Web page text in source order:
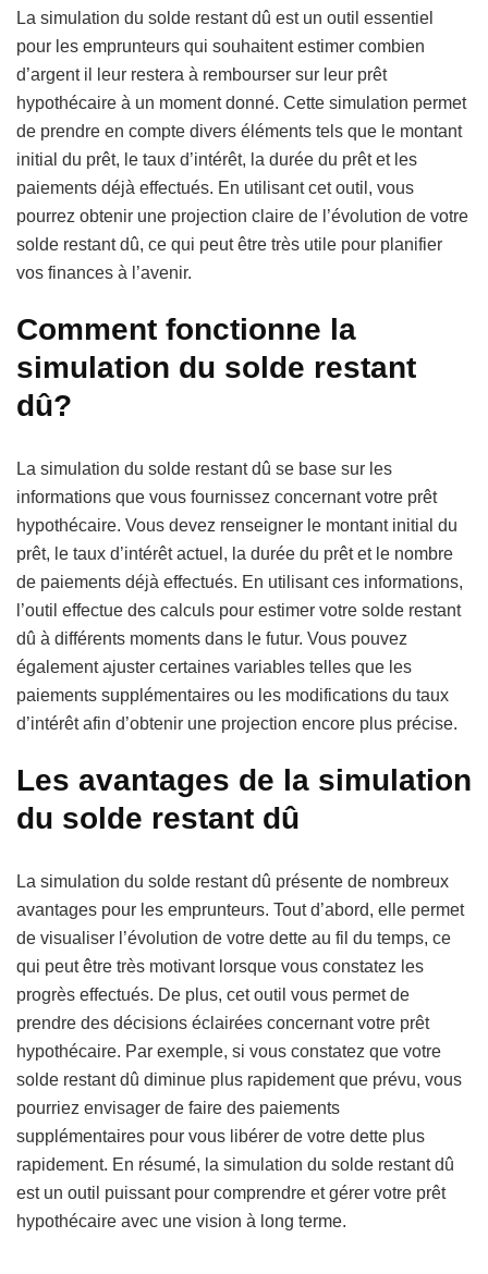
La simulation du solde restant dû est un outil essentiel
pour les emprunteurs qui souhaitent estimer combien
d’argent il leur restera à rembourser sur leur prêt
hypothécaire à un moment donné. Cette simulation permet
de prendre en compte divers éléments tels que le montant
initial du prêt, le taux d’intérêt, la durée du prêt et les
paiements déjà effectués. En utilisant cet outil, vous
pourrez obtenir une projection claire de l’évolution de votre
solde restant dû, ce qui peut être très utile pour planifier
vos finances à l’avenir.
Comment fonctionne la
simulation du solde restant
dû?
La simulation du solde restant dû se base sur les
informations que vous fournissez concernant votre prêt
hypothécaire. Vous devez renseigner le montant initial du
prêt, le taux d’intérêt actuel, la durée du prêt et le nombre
de paiements déjà effectués. En utilisant ces informations,
l’outil effectue des calculs pour estimer votre solde restant
dû à différents moments dans le futur. Vous pouvez
également ajuster certaines variables telles que les
paiements supplémentaires ou les modifications du taux
d’intérêt afin d’obtenir une projection encore plus précise.
Les avantages de la simulation
du solde restant dû
La simulation du solde restant dû présente de nombreux
avantages pour les emprunteurs. Tout d’abord, elle permet
de visualiser l’évolution de votre dette au fil du temps, ce
qui peut être très motivant lorsque vous constatez les
progrès effectués. De plus, cet outil vous permet de
prendre des décisions éclairées concernant votre prêt
hypothécaire. Par exemple, si vous constatez que votre
solde restant dû diminue plus rapidement que prévu, vous
pourriez envisager de faire des paiements
supplémentaires pour vous libérer de votre dette plus
rapidement. En résumé, la simulation du solde restant dû
est un outil puissant pour comprendre et gérer votre prêt
hypothécaire avec une vision à long terme.